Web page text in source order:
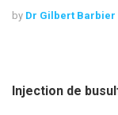
by Dr Gilbert Barbier
Injection de